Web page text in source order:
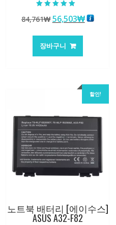
5.00
로 평가됨
84,761₩ 원
가
격:
56,503₩현
장바구니
할인!
노트북 배터리 [에이수스]
ASUS A32-F82